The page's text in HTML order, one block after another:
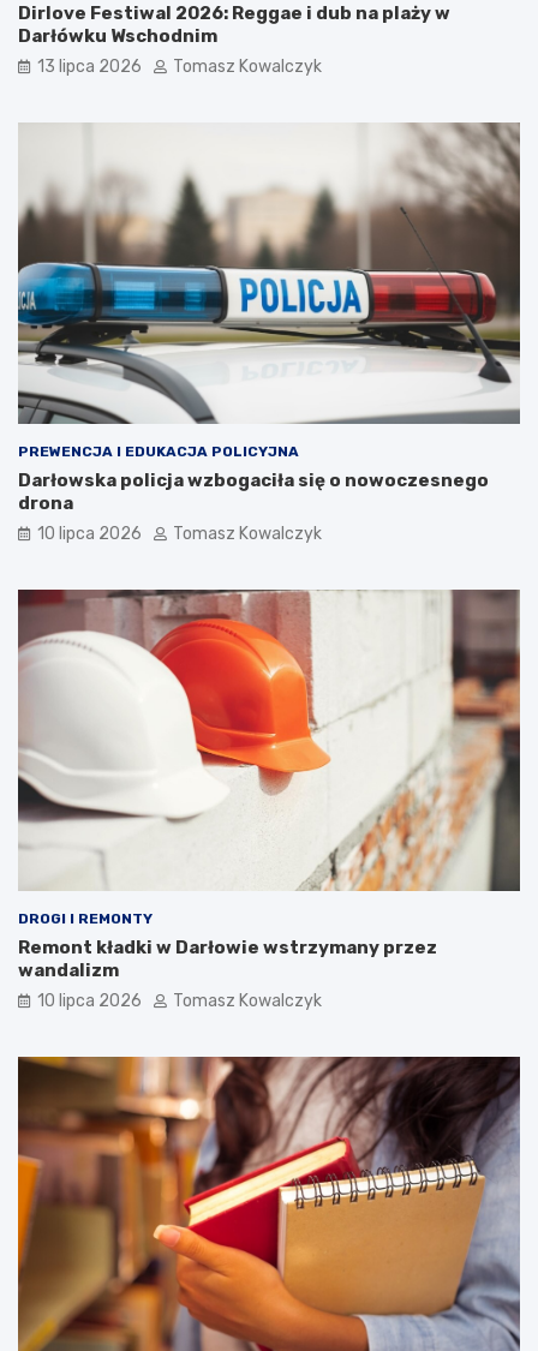
Dirlove Festiwal 2026: Reggae i dub na plaży w
Darłówku Wschodnim
13 lipca 2026 Tomasz Kowalczyk
PREWENCJA I EDUKACJA POLICYJNA
Darłowska policja wzbogaciła się o nowoczesnego
drona
10 lipca 2026 Tomasz Kowalczyk
DROGI I REMONTY
Remont kładki w Darłowie wstrzymany przez
wandalizm
10 lipca 2026 Tomasz Kowalczyk